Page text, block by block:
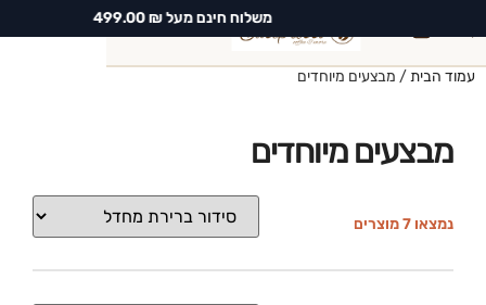
משלוח חינם מעל ₪ 499.00
עמוד הבית/ מבצעים מיוחדים
מבצעים מיוחדים
נמצאו 7 מוצרים